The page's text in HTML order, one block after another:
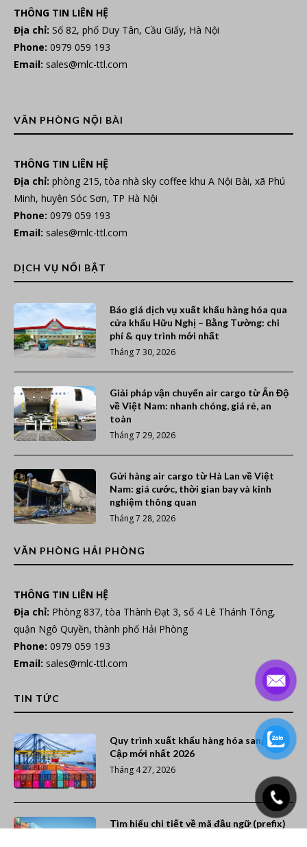
THÔNG TIN LIÊN HỆ
Địa chỉ: Số 82, phố Duy Tân, Cầu Giấy, Hà Nội
Phone: 0979 059 193
Email: sales@mlc-ttl.com
VĂN PHÒNG NỘI BÀI
THÔNG TIN LIÊN HỆ
Địa chỉ: phòng 215, tòa nhà sky coffee khu A Nội Bài, xã Phú
Minh, huyện Sóc Sơn, TP Hà Nội
Phone: 0979 059 193
Email: sales@mlc-ttl.com
DỊCH VỤ NỔI BẬT
Báo giá dịch vụ xuất khẩu hàng hóa qua
cửa khẩu Hữu Nghị – Bằng Tường: chi
phí & quy trình mới nhất
Tháng 7 30, 2026
Giải pháp vận chuyển air cargo từ Ấn Độ
về Việt Nam: nhanh chóng, giá rẻ, an
toàn
Tháng 7 29, 2026
Gửi hàng air cargo từ Hà Lan về Việt
Nam: giá cước, thời gian bay và kinh
nghiệm thông quan
Tháng 7 28, 2026
VĂN PHÒNG HẢI PHÒNG
THÔNG TIN LIÊN HỆ
Địa chỉ: Phòng 837, tòa Thành Đạt 3, số 4 Lê Thánh Tông,
quận Ngô Quyền, thành phố Hải Phòng
Phone: 0979 059 193
Email: sales@mlc-ttl.com
TIN TỨC
Quy trình xuất khẩu hàng hóa sang Ai
Cập mới nhất 2026
Tháng 4 27, 2026
Tìm hiểu chi tiết về mã đầu ngữ (prefix)